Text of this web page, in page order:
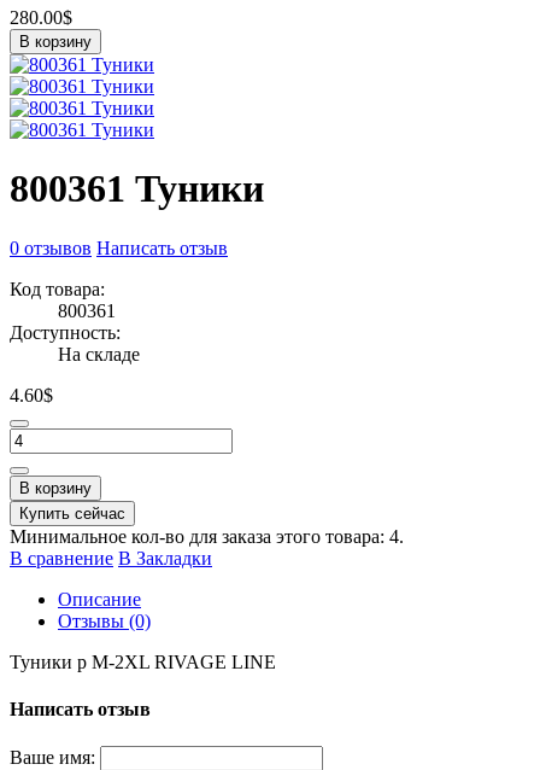
280.00$
В корзину
800361 Туники
0 отзывов Написать отзыв
Код товара:
800361
Доступность:
На складе
4.60$
В корзину
Купить сейчас
Минимальное кол-во для заказа этого товара: 4.
В сравнение В Закладки
Описание
Отзывы (0)
Туники р M-2XL RIVAGE LINE
Написать отзыв
Ваше имя: